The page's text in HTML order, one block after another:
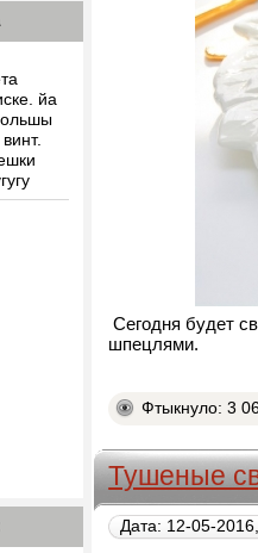
Сегодня будет
шпецлями.
Фтыкнуло: 3
Тушеные
Дата: 12-05-
йа